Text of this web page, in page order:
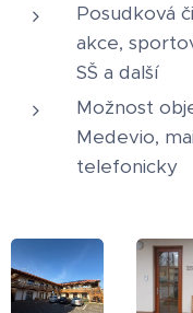
Posudková
akce,
SŠ a další
Možnost
Medevio,
telefonicky